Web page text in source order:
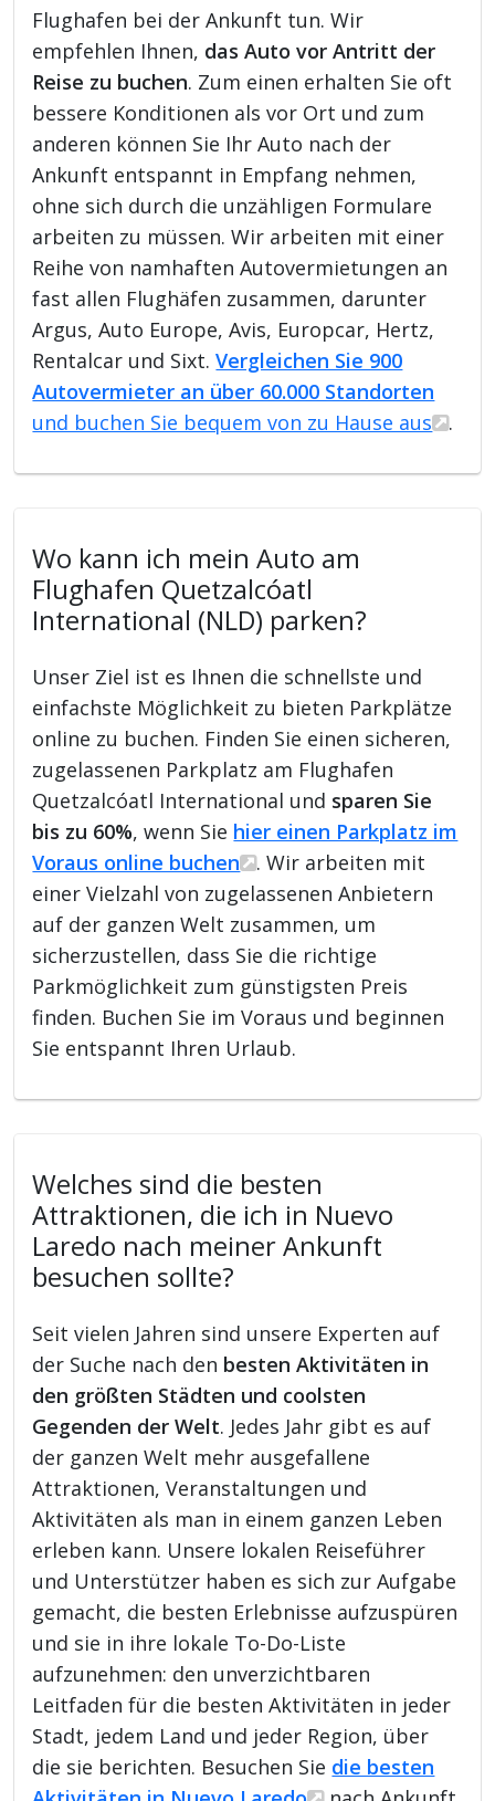
Flughafen bei der Ankunft tun. Wir
empfehlen Ihnen, das Auto vor Antritt der
Reise zu buchen. Zum einen erhalten Sie oft
bessere Konditionen als vor Ort und zum
anderen können Sie Ihr Auto nach der
Ankunft entspannt in Empfang nehmen,
ohne sich durch die unzähligen Formulare
arbeiten zu müssen. Wir arbeiten mit einer
Reihe von namhaften Autovermietungen an
fast allen Flughäfen zusammen, darunter
Argus, Auto Europe, Avis, Europcar, Hertz,
Rentalcar und Sixt.Vergleichen Sie 900
Autovermieter an über 60.000 Standorten
und buchen Sie bequem von zu Hause aus
.
Wo kann ich mein Auto am
Flughafen Quetzalcóatl
International (NLD) parken?
Unser Ziel ist es Ihnen die schnellste und
einfachste Möglichkeit zu bieten Parkplätze
online zu buchen. Finden Sie einen sicheren,
zugelassenen Parkplatz am Flughafen
Quetzalcóatl International und sparen Sie
bis zu 60%, wenn Sie hier einen Parkplatz im
Voraus online buchen
. Wir arbeiten mit
einer Vielzahl von zugelassenen Anbietern
auf der ganzen Welt zusammen, um
sicherzustellen, dass Sie die richtige
Parkmöglichkeit zum günstigsten Preis
finden. Buchen Sie im Voraus und beginnen
Sie entspannt Ihren Urlaub.
Welches sind die besten
Attraktionen, die ich in Nuevo
Laredo nach meiner Ankunft
besuchen sollte?
Seit vielen Jahren sind unsere Experten auf
der Suche nach den besten Aktivitäten in
den größten Städten und coolsten
Gegenden der Welt. Jedes Jahr gibt es auf
der ganzen Welt mehr ausgefallene
Attraktionen, Veranstaltungen und
Aktivitäten als man in einem ganzen Leben
erleben kann. Unsere lokalen Reiseführer
und Unterstützer haben es sich zur Aufgabe
gemacht, die besten Erlebnisse aufzuspüren
und sie in ihre lokale To-Do-Liste
aufzunehmen: den unverzichtbaren
Leitfaden für die besten Aktivitäten in jeder
Stadt, jedem Land und jeder Region, über
die sie berichten. Besuchen Sie die besten